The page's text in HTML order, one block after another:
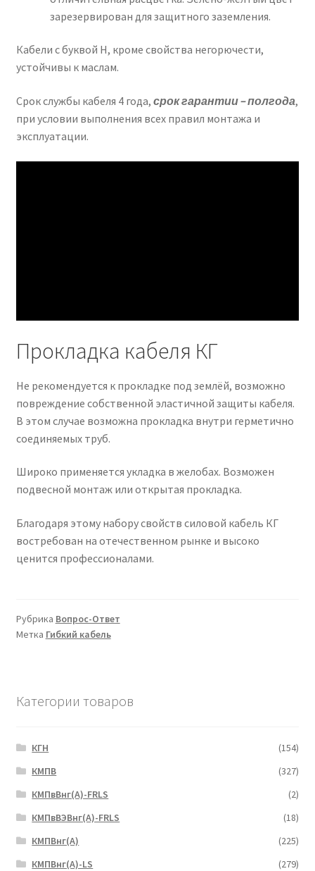
зарезервирован для защитного заземления.
Кабели с буквой Н, кроме свойства негорючести,
устойчивы к маслам.
Срок службы кабеля 4 года, срок гарантии – полгода,
при условии выполнения всех правил монтажа и
эксплуатации.
Прокладка кабеля КГ
Не рекомендуется к прокладке под землёй, возможно
повреждение собственной эластичной защиты кабеля.
В этом случае возможна прокладка внутри герметично
соединяемых труб.
Широко применяется укладка в желобах. Возможен
подвесной монтаж или открытая прокладка.
Благодаря этому набору свойств силовой кабель КГ
востребован на отечественном рынке и высоко
ценится профессионалами.
Рубрика Вопрос-Ответ
Метка Гибкий кабель
Категории товаров
КГН
(154)
КМПВ
(327)
КМПвВнг(А)-FRLS
(2)
КМПвВЭВнг(А)-FRLS
(18)
КМПВнг(А)
(225)
КМПВнг(А)-LS
(279)